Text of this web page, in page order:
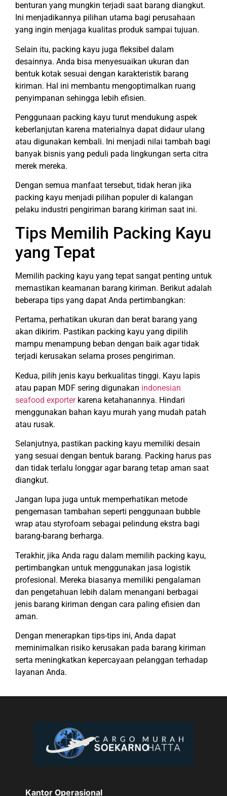
benturan yang mungkin terjadi saat barang diangkut.
Ini menjadikannya pilihan utama bagi perusahaan
yang ingin menjaga kualitas produk sampai tujuan.
Selain itu, packing kayu juga fleksibel dalam
desainnya. Anda bisa menyesuaikan ukuran dan
bentuk kotak sesuai dengan karakteristik barang
kiriman. Hal ini membantu mengoptimalkan ruang
penyimpanan sehingga lebih efisien.
Penggunaan packing kayu turut mendukung aspek
keberlanjutan karena materialnya dapat didaur ulang
atau digunakan kembali. Ini menjadi nilai tambah bagi
banyak bisnis yang peduli pada lingkungan serta citra
merek mereka.
Dengan semua manfaat tersebut, tidak heran jika
packing kayu menjadi pilihan populer di kalangan
pelaku industri pengiriman barang kiriman saat ini.
Tips Memilih Packing Kayu
yang Tepat
Memilih packing kayu yang tepat sangat penting untuk
memastikan keamanan barang kiriman. Berikut adalah
beberapa tips yang dapat Anda pertimbangkan:
Pertama, perhatikan ukuran dan berat barang yang
akan dikirim. Pastikan packing kayu yang dipilih
mampu menampung beban dengan baik agar tidak
terjadi kerusakan selama proses pengiriman.
Kedua, pilih jenis kayu berkualitas tinggi. Kayu lapis
atau papan MDF sering digunakan indonesian
seafood exporterkarena ketahanannya. Hindari
menggunakan bahan kayu murah yang mudah patah
atau rusak.
Selanjutnya, pastikan packing kayu memiliki desain
yang sesuai dengan bentuk barang. Packing harus pas
dan tidak terlalu longgar agar barang tetap aman saat
diangkut.
Jangan lupa juga untuk memperhatikan metode
pengemasan tambahan seperti penggunaan bubble
wrap atau styrofoam sebagai pelindung ekstra bagi
barang-barang berharga.
Terakhir, jika Anda ragu dalam memilih packing kayu,
pertimbangkan untuk menggunakan jasa logistik
profesional. Mereka biasanya memiliki pengalaman
dan pengetahuan lebih dalam menangani berbagai
jenis barang kiriman dengan cara paling efisien dan
aman.
Dengan menerapkan tips-tips ini, Anda dapat
meminimalkan risiko kerusakan pada barang kiriman
serta meningkatkan kepercayaan pelanggan terhadap
layanan Anda.
Kantor Operasional